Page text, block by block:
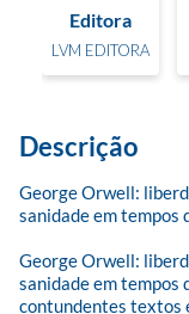
Editora
LVM EDITORA
Descrição
George Orwell:
sanidade em tempos
George Orwell:
sanidade em tempos
contundentes textos